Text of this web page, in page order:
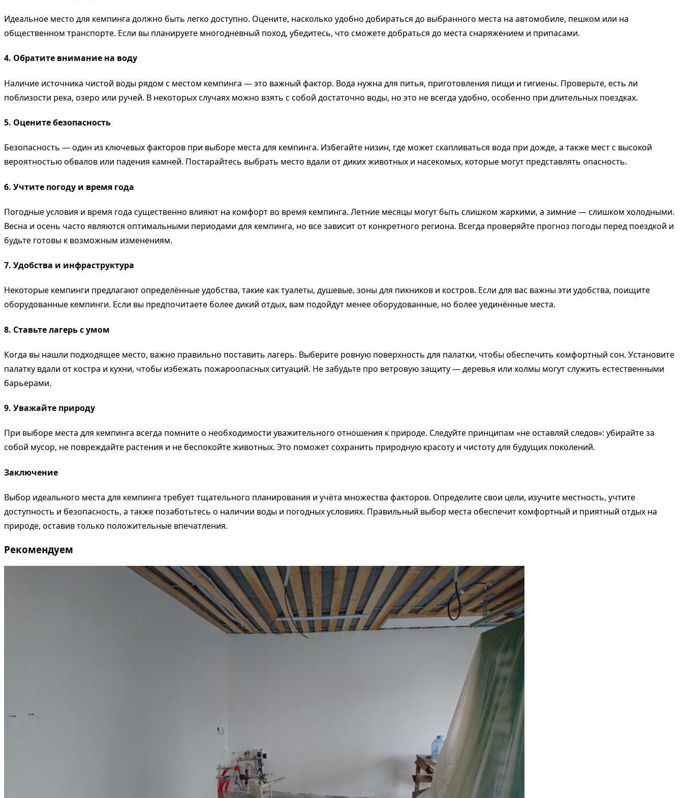
Идеальное место для кемпинга должно быть легко доступно. Оцените, насколько удобно добираться до выбранного места на автомобиле, пешком или на
общественном транспорте. Если вы планируете многодневный поход, убедитесь, что сможете добраться до места снаряжением и припасами.
4. Обратите внимание на воду
Наличие источника чистой воды рядом с местом кемпинга — это важный фактор. Вода нужна для питья, приготовления пищи и гигиены. Проверьте, есть ли
поблизости река, озеро или ручей. В некоторых случаях можно взять с собой достаточно воды, но это не всегда удобно, особенно при длительных поездках.
5. Оцените безопасность
Безопасность — один из ключевых факторов при выборе места для кемпинга. Избегайте низин, где может скапливаться вода при дожде, а также мест с высокой
вероятностью обвалов или падения камней. Постарайтесь выбрать место вдали от диких животных и насекомых, которые могут представлять опасность.
6. Учтите погоду и время года
Погодные условия и время года существенно влияют на комфорт во время кемпинга. Летние месяцы могут быть слишком жаркими, а зимние — слишком холодными.
Весна и осень часто являются оптимальными периодами для кемпинга, но все зависит от конкретного региона. Всегда проверяйте прогноз погоды перед поездкой и
будьте готовы к возможным изменениям.
7. Удобства и инфраструктура
Некоторые кемпинги предлагают определённые удобства, такие как туалеты, душевые, зоны для пикников и костров. Если для вас важны эти удобства, поищите
оборудованные кемпинги. Если вы предпочитаете более дикий отдых, вам подойдут менее оборудованные, но более уединённые места.
8. Ставьте лагерь с умом
Когда вы нашли подходящее место, важно правильно поставить лагерь. Выберите ровную поверхность для палатки, чтобы обеспечить комфортный сон. Установите
палатку вдали от костра и кухни, чтобы избежать пожароопасных ситуаций. Не забудьте про ветровую защиту — деревья или холмы могут служить естественными
барьерами.
9. Уважайте природу
При выборе места для кемпинга всегда помните о необходимости уважительного отношения к природе. Следуйте принципам «не оставляй следов»: убирайте за
собой мусор, не повреждайте растения и не беспокойте животных. Это поможет сохранить природную красоту и чистоту для будущих поколений.
Заключение
Выбор идеального места для кемпинга требует тщательного планирования и учёта множества факторов. Определите свои цели, изучите местность, учтите
доступность и безопасность, а также позаботьтесь о наличии воды и погодных условиях. Правильный выбор места обеспечит комфортный и приятный отдых на
природе, оставив только положительные впечатления.
Рекомендуем